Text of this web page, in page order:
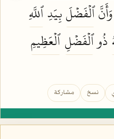
وَأَنَّٱلۡفَضۡلَبِيَدِٱللَّهِ
ذُوٱلۡفَضۡلِٱلۡعَظِيمِ
نسخ مشاركة